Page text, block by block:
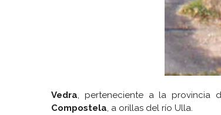
Vedra, perteneciente a la provincia
Compostela, a orillas del río Ulla.